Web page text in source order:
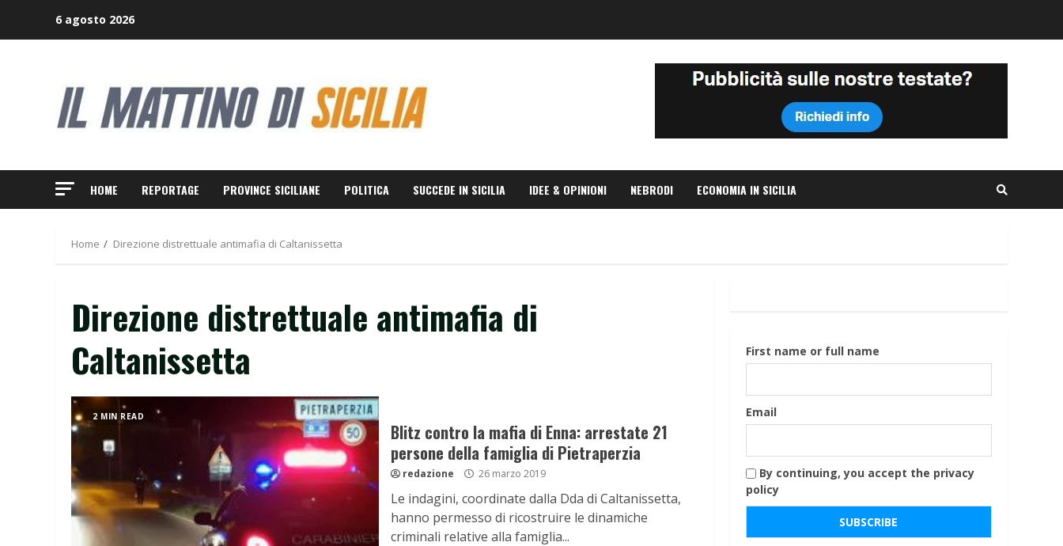
6 agosto 2026
HOME REPORTAGE PROVINCE SICILIANE POLITICA SUCCEDE IN SICILIA IDEE & OPINIONI NEBRODI ECONOMIA IN SICILIA
Home Direzione distrettuale antimafia di Caltanissetta
Direzione distrettuale antimafia di
Caltanissetta
2 MIN READ
Blitz contro la mafia di Enna: arrestate 21
persone della famiglia di Pietraperzia
redazione 26 marzo 2019
Le indagini, coordinate dalla Dda di Caltanissetta,
hanno permesso di ricostruire le dinamiche
criminali relative alla famiglia...
First name or full name
Email
By continuing, you accept the privacy
policy